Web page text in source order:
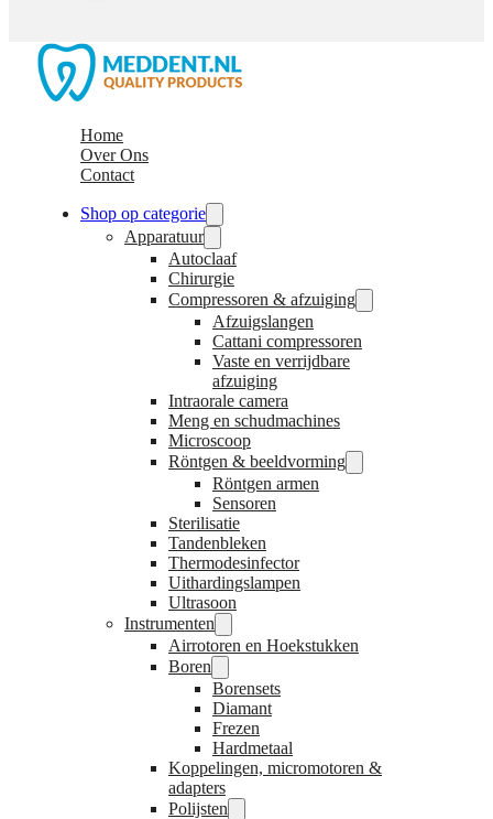
Home
Over Ons
Contact
Shop op categorie
Apparatuur
Autoclaaf
Chirurgie
Compressoren & afzuiging
Afzuigslangen
Cattani compressoren
Vaste en verrijdbare
afzuiging
Intraorale camera
Meng en schudmachines
Microscoop
Röntgen & beeldvorming
Röntgen armen
Sensoren
Sterilisatie
Tandenbleken
Thermodesinfector
Uithardingslampen
Ultrasoon
Instrumenten
Airrotoren en Hoekstukken
Boren
Borensets
Diamant
Frezen
Hardmetaal
Koppelingen, micromotoren &
adapters
Polijsten